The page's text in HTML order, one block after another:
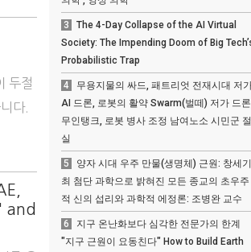
두절
다.
and
3
The 4-Day Collapse of the AI Virtual
Society: The Impending Doom of Big
Probabilistic Trap
4
무용지물의 싸드, 패트리엇 전재시대 저
AI 드론, 로봇의 활약 Swarm(벌떼) 저가 드
무인탱크, 로봇 병사 조정 남여노소 시민군 절
실
5
양자 시대 우주 만물(생명체) 근원: 창세기
최 첨단 과학으로 밝혀진 모든 종교의 초우주
적 신의 섭리와 과학적 에정론: 조병완 교수
6
지구 온난화보다 심각한 전문가의 한계
"지구 근원이 요동친다" How to Build Earth